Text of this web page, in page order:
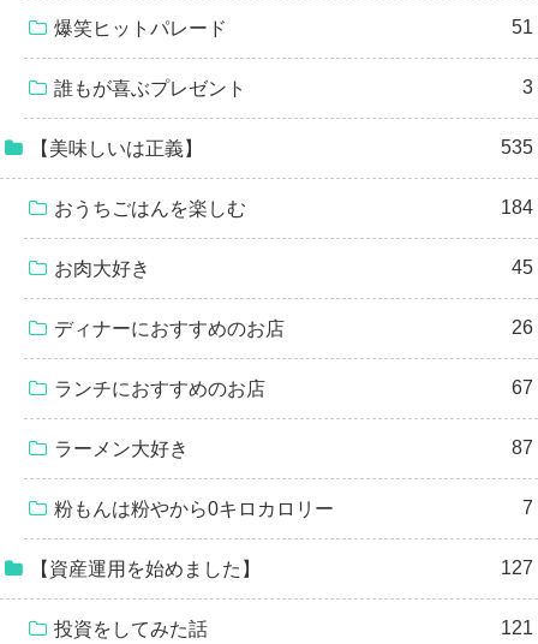
爆笑ヒットパレード 51
誰もが喜ぶプレゼント 3
【美味しいは正義】 535
おうちごはんを楽しむ 184
お肉大好き 45
ディナーにおすすめのお店 26
ランチにおすすめのお店 67
ラーメン大好き 87
粉もんは粉やから0キロカロリー 7
【資産運用を始めました】 127
投資をしてみた話 121